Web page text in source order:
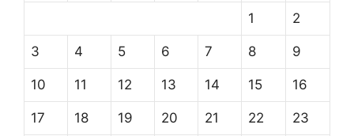
1 2
3 4 5 6 7 8 9
10 11 12 13 14 15 16
17 18 19 20 21 22 23